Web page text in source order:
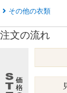
その他の衣類
注文の流れ